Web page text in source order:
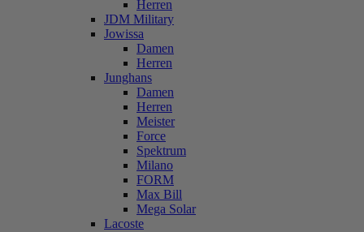
Herren
JDM Military
Jowissa
Damen
Herren
Junghans
Damen
Herren
Meister
Force
Spektrum
Milano
FORM
Max Bill
Mega Solar
Lacoste